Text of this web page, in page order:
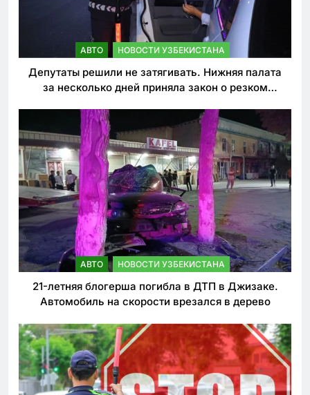
АВТО НОВОСТИ УЗБЕКИСТАНА
Депутаты решили не затягивать. Нижняя палата
за несколько дней приняла закон о резком
АВТО НОВОСТИ УЗБЕКИСТАНА
21-летняя блогерша погибла в ДТП в Джизаке.
Автомобиль на скорости врезался в дерево